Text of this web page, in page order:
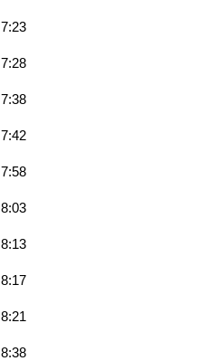
7:23
7:28
7:38
7:42
7:58
8:03
8:13
8:17
8:21
8:38